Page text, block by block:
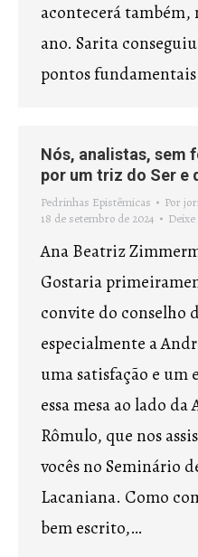
acontecerá também,
ano. Sarita
pontos
Nós, analistas, sem
por um triz do Ser e
Pedrinhas Epistêmicas Por
18 de setembro de 2024
Ana Beatriz
Gostaria
convite do conselho
especialmente a
uma satisfação e um
essa mesa ao lado
Rômulo, que nos
vocês no Seminário
Lacaniana. Como
bem escrito,…